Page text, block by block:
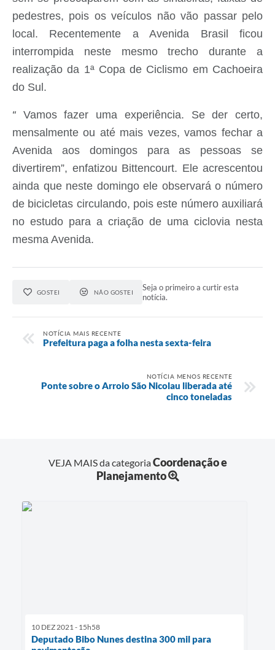
pedestres, pois os veículos não vão passar pelo
local. Recentemente a Avenida Brasil ficou
interrompida neste mesmotrecho durante a
realização da 1ª Copa de Ciclismo em Cachoeira
do Sul.
“ Vamos fazer uma experiência. Se der certo,
mensalmente ou até mais vezes, vamos fechar a
Avenida aos domingos para as pessoas se
divertirem”, enfatizou Bittencourt. Ele acrescentou
ainda que neste domingo ele observará o número
de bicicletas circulando, poiseste número auxiliará
no estudo para a criação de uma ciclovia nesta
mesma Avenida.
GOSTEI NÃO GOSTEI
Seja o primeiro a curtir esta
notícia.
NOTÍCIA MAIS RECENTE
Prefeitura paga a folha nesta sexta-feira
NOTÍCIA MENOS RECENTE
Ponte sobre o Arroio São Nicolau liberada até
cinco toneladas
VEJA MAIS da categoriaCoordenação e
Planejamento
10 DEZ 2021 - 15h58
Deputado Bibo Nunes destina 300 mil para